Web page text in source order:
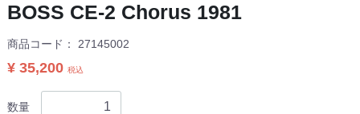
BOSS CE-2 Chorus 1981
商品コード：27145002
¥ 35,200 税込
数量